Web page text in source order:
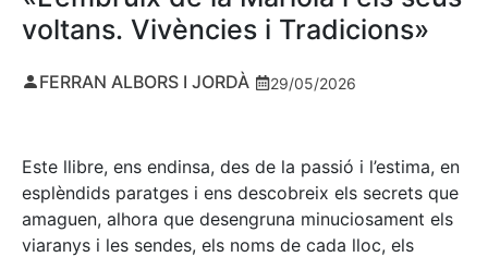
voltans. Vivències i Tradicions»
FERRAN ALBORS I JORDÀ 29/05/2026
Este llibre, ens endinsa, des de la passió i l’estima, en
esplèndids paratges i ens descobreix els secrets que
amaguen, alhora que desengruna minuciosament els
viaranys i les sendes, els noms de cada lloc, els